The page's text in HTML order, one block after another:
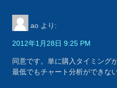
ao より:
2012年1月28日 9:25 PM
同意です。単に購入タイミング
最低でもチャート分析ができな